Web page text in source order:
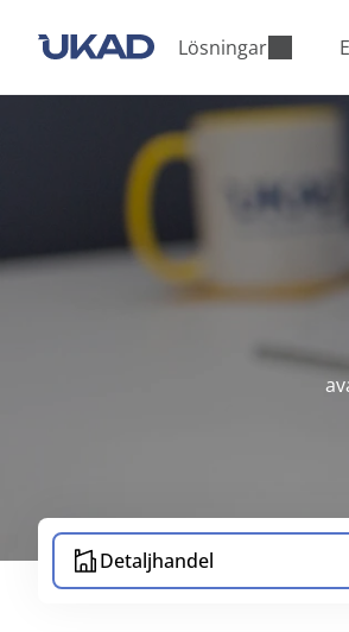
a
n
m
e
n
Lösningar
Detaljhandel